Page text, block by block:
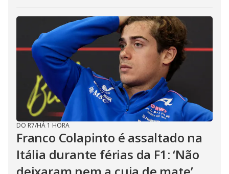
DO R7/HÁ 1 HORA
Franco Colapinto é assaltado na
Itália durante férias da F1: ‘Não